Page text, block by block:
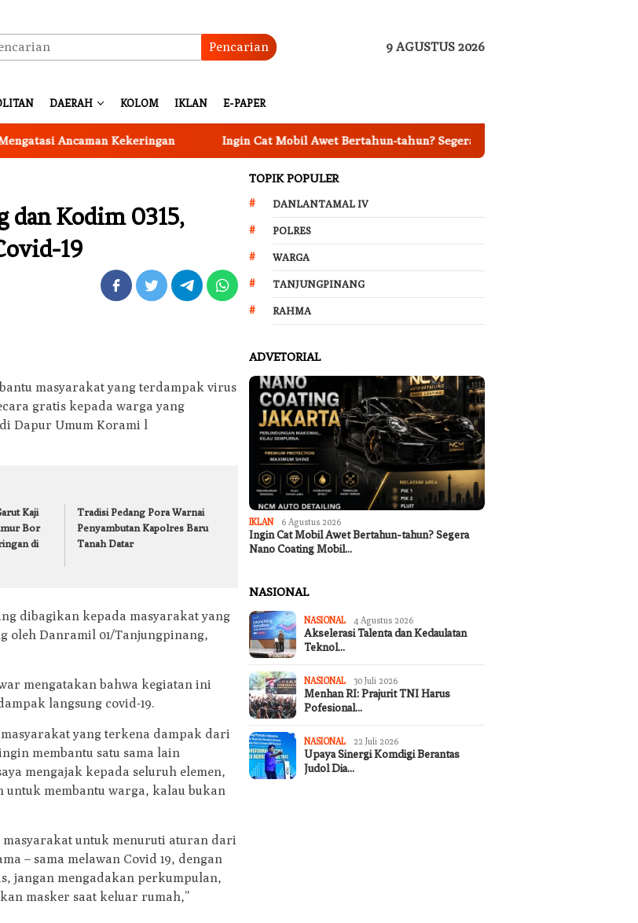
Pencarian 9 AGUSTUS 2026
DAERAH KOLOM IKLAN E-PAPER
Ancaman Kekeringan Ingin Cat Mobil Awet Bertahun-tahun? Segera Nano Coating Mobil Jakarta
dan Kodim 0315,
19
masyarakat yang terdampak virus
gratis kepada warga yang
Dapur Umum Korami l
Kaji
Bor
di
Tradisi Pedang Pora Warnai
Penyambutan Kapolres Baru
Tanah Datar
dibagikan kepada masyarakat yang
oleh Danramil 01/Tanjungpinang,
mengatakan bahwa kegiatan ini
langsung covid-19.
yang terkena dampak dari
membantu satu sama lain
mengajak kepada seluruh elemen,
untuk membantu warga, kalau bukan
untuk menuruti aturan dari
– sama melawan Covid 19, dengan
jangan mengadakan perkumpulan,
masker saat keluar rumah,”
TOPIK POPULER
DANLANTAMAL IV
POLRES
WARGA
TANJUNGPINANG
RAHMA
ADVETORIAL
IKLAN 6 Agustus 2026
Ingin Cat Mobil Awet Bertahun-tahun? Segera
Nano Coating Mobil…
NASIONAL
NASIONAL 4 Agustus 2026
Akselerasi Talenta dan Kedaulatan
Teknol…
NASIONAL 30 Juli 2026
Menhan RI: Prajurit TNI Harus
Pofesional…
NASIONAL 22 Juli 2026
Upaya Sinergi Komdigi Berantas
Judol Dia…